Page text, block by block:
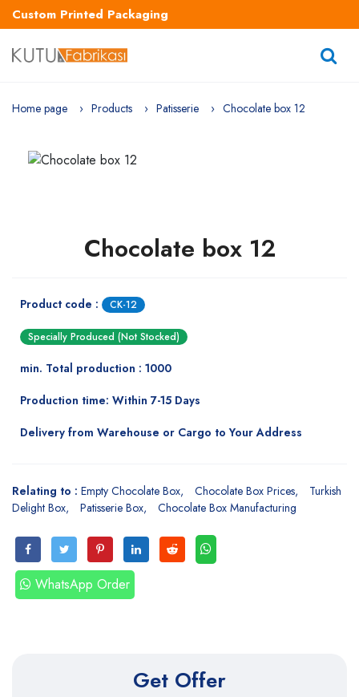
Custom Printed Packaging
Home page Products Patisserie Chocolate box 12
Chocolate box 12
Product code : CK-12
Specially Produced (Not Stocked)
min. Total production : 1000
Production time: Within 7-15 Days
Delivery from Warehouse or Cargo to Your Address
Relating to : Empty Chocolate Box Chocolate Box Prices
Turkish
Delight Box
Patisserie Box Chocolate Box Manufacturing
WhatsApp Order
Get Offer